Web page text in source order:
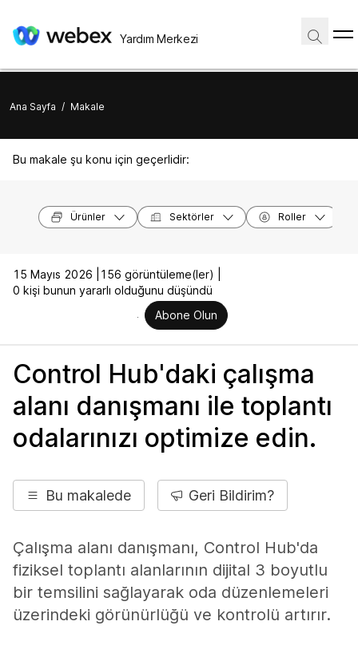
Yardım Merkezi
Ana Sayfa / Makale
Bu makale şu konu için geçerlidir:
Ürünler Sektörler Roller
15 Mayıs 2026 |
156 görüntüleme(ler) |
0 kişi bunun yararlı olduğunu düşündü
Abone Olun
Control Hub'daki çalışma
alanı danışmanı ile toplantı
odalarınızı optimize edin.
Bu makalede Geri Bildirim?
Çalışma alanı danışmanı, Control Hub'da
fiziksel toplantı alanlarının dijital 3 boyutlu
bir temsilini sağlayarak oda düzenlemeleri
üzerindeki görünürlüğü ve kontrolü artırır.